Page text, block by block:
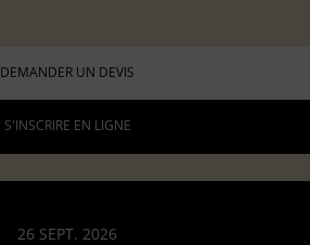
DEMANDER UN DEVIS
S'INSCRIRE EN LIGNE
26 SEPT. 2026